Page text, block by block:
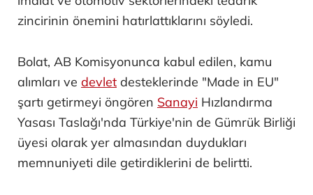
zincirinin önemini hatırlattıklarını söyledi.
Bolat, AB Komisyonunca kabul edilen, kamu
alımları ve devlet desteklerinde "Made in EU"
şartı getirmeyi öngören Sanayi Hızlandırma
Yasası Taslağı'nda Türkiye'nin de Gümrük Birliği
üyesi olarak yer almasından duydukları
memnuniyeti dile getirdiklerini de belirtti.